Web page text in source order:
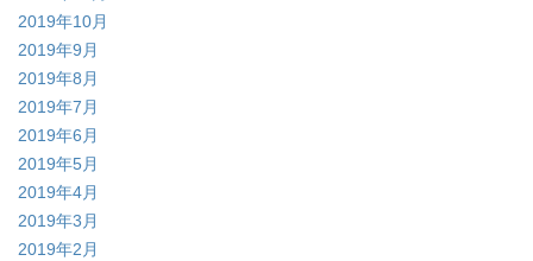
2019年10月
2019年9月
2019年8月
2019年7月
2019年6月
2019年5月
2019年4月
2019年3月
2019年2月